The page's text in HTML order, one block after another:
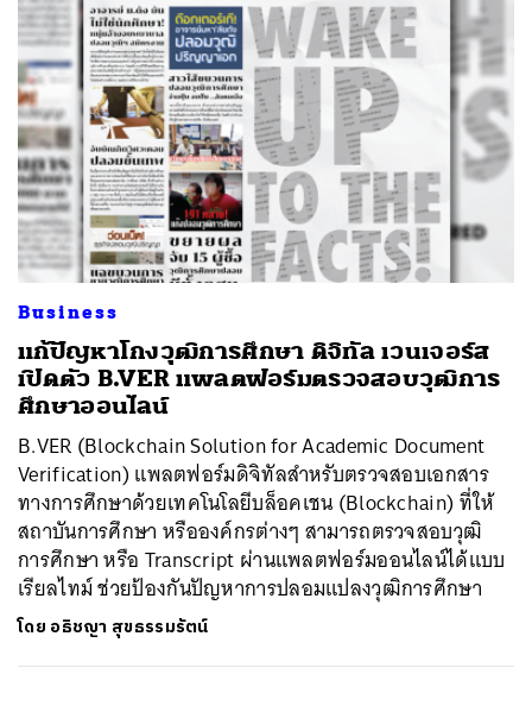
Business
แก้ปัญหาโกงวุฒิการศึกษา ดิจิทัล เวนเจอร์ส
เปิดตัว B.VER แพลตฟอร์มตรวจสอบวุฒิการ
ศึกษาออนไลน์
B.VER (Blockchain Solution for Academic Document
Verification) แพลตฟอร์มดิจิทัลสำหรับตรวจสอบเอกสาร
ทางการศึกษาด้วยเทคโนโลยีบล็อคเชน (Blockchain) ที่ให้
สถาบันการศึกษา หรือองค์กรต่างๆ สามารถตรวจสอบวุฒิ
การศึกษา หรือ Transcript ผ่านแพลตฟอร์มออนไลน์ได้แบบ
เรียลไทม์ ช่วยป้องกันปัญหาการปลอมแปลงวุฒิการศึกษา
โดย อธิชญา สุขธรรมรัตน์
ค้นหา